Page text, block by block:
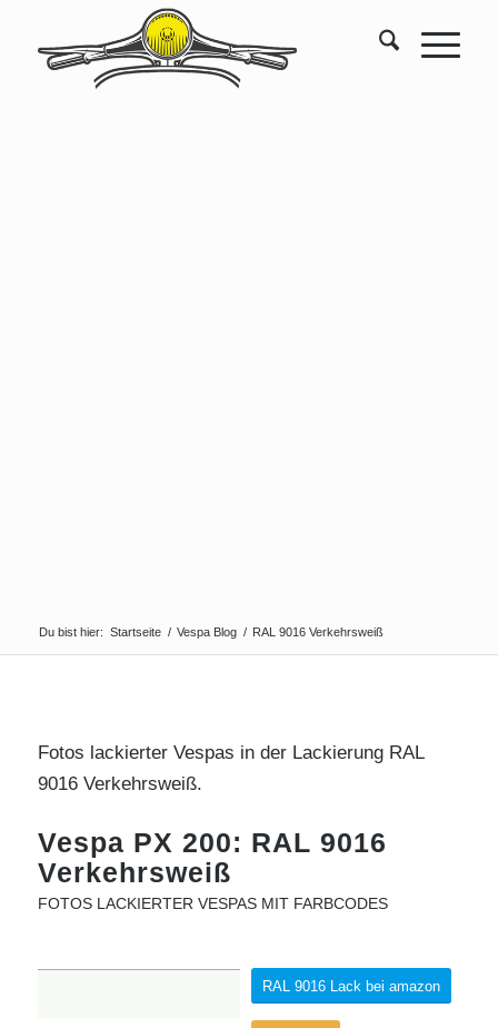
Du bist hier: Startseite / Vespa Blog / RAL 9016 Verkehrsweiß
Fotos lackierter Vespas in der Lackierung RAL
9016 Verkehrsweiß.
Vespa PX 200: RAL 9016
Verkehrsweiß
FOTOS LACKIERTER VESPAS MIT FARBCODES
RAL 9016 Lack bei amazon